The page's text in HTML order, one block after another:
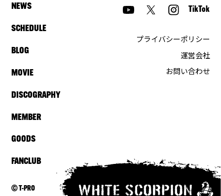
NEWS
SCHEDULE
BLOG
MOVIE
DISCOGRAPHY
MEMBER
GOODS
FANCLUB
TikTok
プライバシーポリシー
運営会社
お問い合わせ
© T-PRO